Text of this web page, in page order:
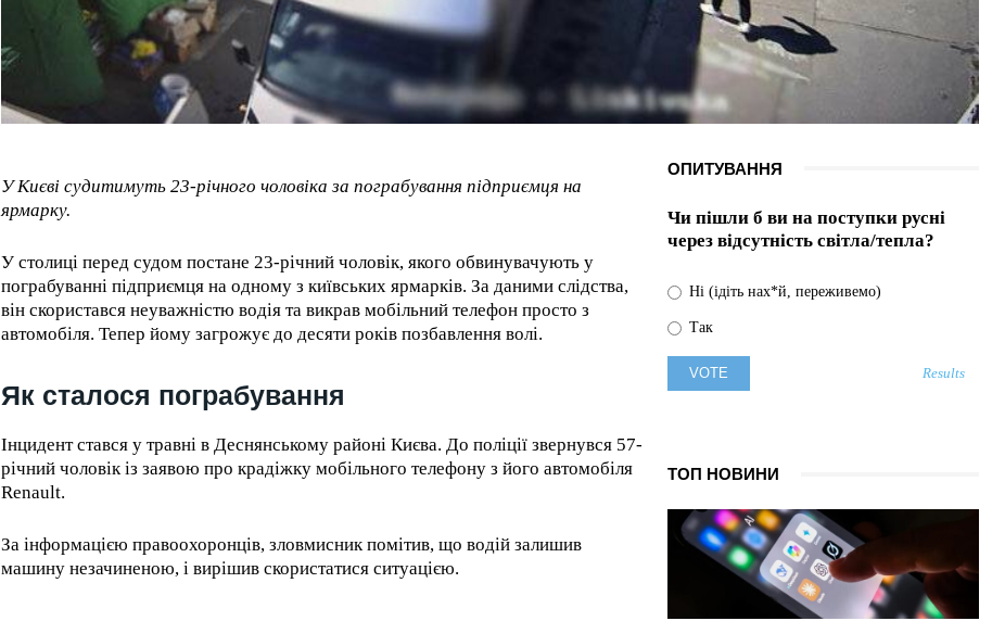
У Києві судитимуть 23-річного чоловіка за пограбування підприємця на
ярмарку.
У столиці перед судом постане 23-річний чоловік, якого обвинувачують у
пограбуванні підприємця на одному з київських ярмарків. За даними слідства,
він скористався неуважністю водія та викрав мобільний телефон просто з
автомобіля. Тепер йому загрожує до десяти років позбавлення волі.
Як сталося пограбування
Інцидент стався у травні в Деснянському районі Києва. До поліції звернувся 57-
річний чоловік із заявою про крадіжку мобільного телефону з його автомобіля
Renault.
За інформацією правоохоронців, зловмисник помітив, що водій залишив
машину незачиненою, і вирішив скористатися ситуацією.
ОПИТУВАННЯ
Чи пішли б ви на поступки русні
через відсутність світла/тепла?
Ні (ідіть нах*й, переживемо)
Так
Results
ТОП НОВИНИ